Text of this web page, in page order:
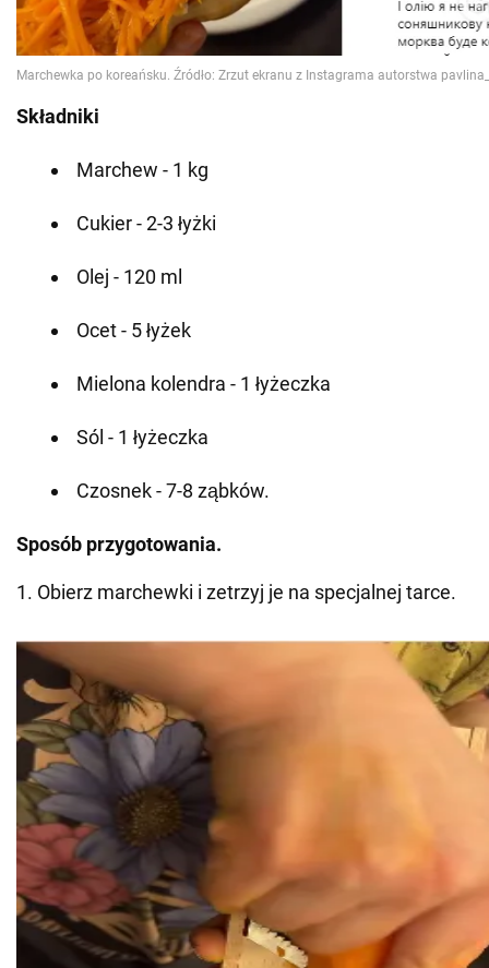
Składniki
Marchew - 1 kg
Cukier - 2-3 łyżki
Olej - 120 ml
Ocet - 5 łyżek
Mielona kolendra - 1 łyżeczka
Sól - 1 łyżeczka
Czosnek - 7-8 ząbków.
Sposób przygotowania.
1. Obierz marchewki i zetrzyj je na specjalnej tarce.